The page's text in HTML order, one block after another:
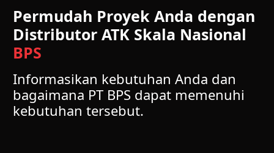
Permudah Proyek Anda dengan
Distributor ATK Skala Nasional
BPS
Informasikan kebutuhan Anda dan
bagaimana PT BPS dapat memenuhi
kebutuhan tersebut.